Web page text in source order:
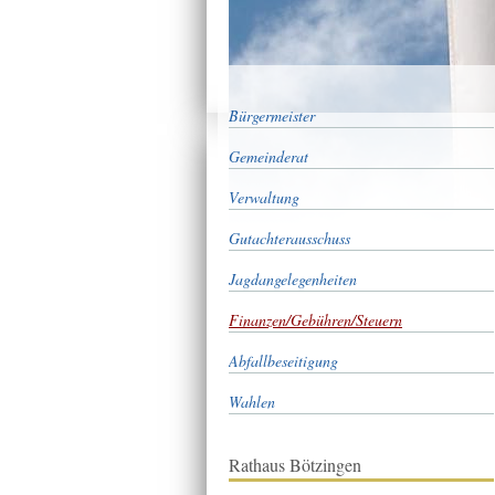
Bürgermeister
Gemeinderat
Verwaltung
Gutachterausschuss
Jagdangelegenheiten
Finanzen/Gebühren/Steuern
Abfallbeseitigung
Wahlen
Rathaus Bötzingen